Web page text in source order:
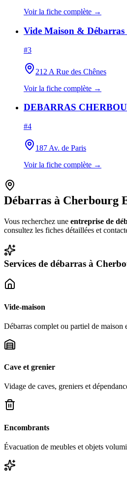
Voir la fiche complète →
Vide Maison & Débarras
#3
212 A Rue des Chênes
Voir la fiche complète →
DEBARRAS
#4
187 Av. de Paris
Voir la fiche complète →
Débarras à Cherbourg
Vous recherchez une entreprise de
consultez les fiches détaillées et
Services de débarras à
Vide-maison
Débarras complet ou partiel de maison
Cave et grenier
Vidage de caves, greniers et
Encombrants
Évacuation de meubles et objets